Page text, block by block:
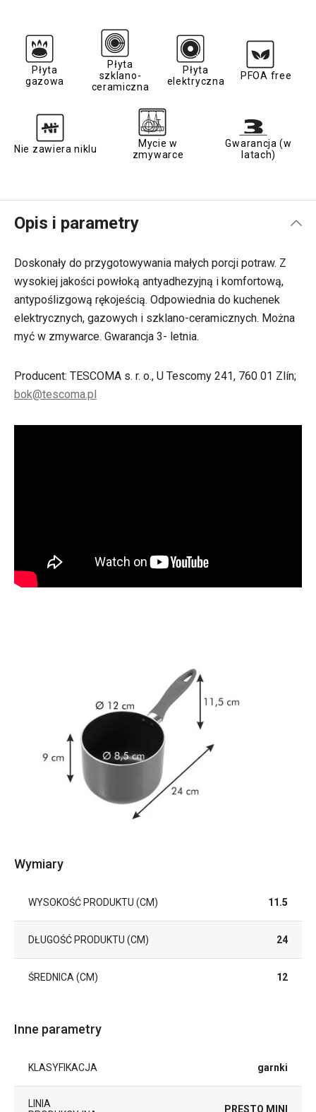
Płyta
gazowa
Płyta
szklano-
ceramiczna
Płyta
elektryczna
PFOA free
Nie zawiera niklu
Mycie w
zmywarce
Gwarancja (w
latach)
Opis i parametry
Doskonały do przygotowywania małych porcji potraw. Z
wysokiej jakości powłoką antyadhezyjną i komfortową,
antypoślizgową rękojeścią. Odpowiednia do kuchenek
elektrycznych, gazowych i szklano-ceramicznych. Można
myć w zmywarce. Gwarancja 3- letnia.
Producent: TESCOMA s. r. o., U Tescomy 241, 760 01 Zlín;
bok@tescoma.pl
Wymiary
WYSOKOŚĆ PRODUKTU (CM) 11.5
DŁUGOŚĆ PRODUKTU (CM) 24
ŚREDNICA (CM) 12
Inne parametry
KLASYFIKACJA garnki
LINIA
PRESTO MINI